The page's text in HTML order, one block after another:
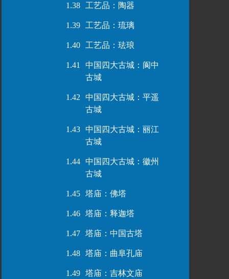
1.38 工艺品：陶器
1.39 工艺品：琉璃
1.40 工艺品：珐琅
1.41
中国四大古城：阆中
古城
1.42
中国四大古城：平遥
古城
1.43
中国四大古城：丽江
古城
1.44
中国四大古城：徽州
古城
1.45 塔庙：佛塔
1.46 塔庙：释迦塔
1.47 塔庙：中国古塔
1.48 塔庙：曲阜孔庙
1.49 塔庙：吉林文庙